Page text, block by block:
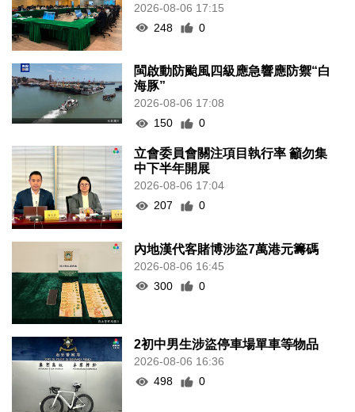
2026-08-06 17:15
248
0
閩啟動防颱風四級應急響應防禦“白
海豚”
2026-08-06 17:08
150
0
立會委員會關注項目執行率 籲勿集
中下半年開展
2026-08-06 17:04
207
0
內地漢代客賭博涉盜7萬港元籌碼
2026-08-06 16:45
300
0
2初中男生涉盜停車場單車等物品
2026-08-06 16:36
498
0